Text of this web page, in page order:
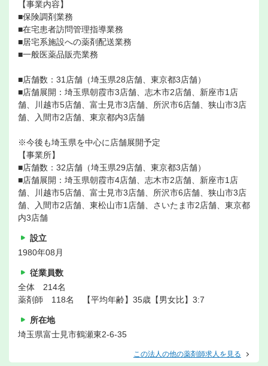
【事業内容】
■保険調剤業務
■在宅患者訪問管理指導業務
■居宅系施設への薬剤配送業務
■一般医薬品販売業務
■店舗数：31店舗（埼玉県28店舗、東京都3店舗）
■店舗展開：埼玉県朝霞市3店舗、志木市2店舗、新座市1店
舗、川越市5店舗、富士見市3店舗、所沢市6店舗、狭山市3店
舗、入間市2店舗、東京都内3店舗
※今後も埼玉県を中心に店舗展開予定
【事業所】
■店舗数：32店舗（埼玉県29店舗、東京都3店舗）
■店舗展開：埼玉県朝霞市4店舗、志木市2店舗、新座市1店
舗、川越市5店舗、富士見市3店舗、所沢市6店舗、狭山市3店
舗、入間市2店舗、東松山市1店舗、さいたま市2店舗、東京都
内3店舗
設立
1980年08月
従業員数
全体 214名
薬剤師 118名 【平均年齢】35歳【男女比】3:7
所在地
埼玉県富士見市鶴瀬東2-6-35
この法人の他の薬剤師求人を見る